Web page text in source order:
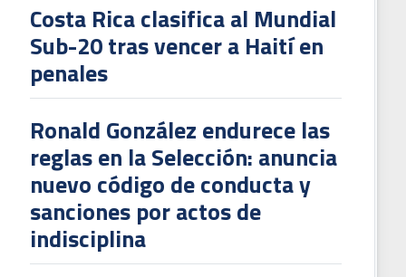
Costa Rica clasifica al Mundial
Sub-20 tras vencer a Haití en
penales
Ronald González endurece las
reglas en la Selección: anuncia
nuevo código de conducta y
sanciones por actos de
indisciplina